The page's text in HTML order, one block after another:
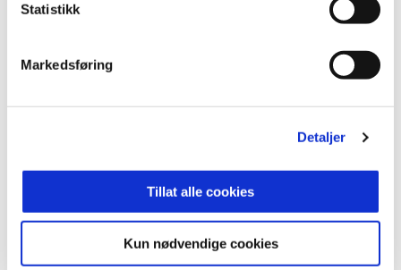
Statistikk
Markedsføring
Detaljer
Tillat alle cookies
Kun nødvendige cookies
Egersund - Sandnes Ulf 2-0